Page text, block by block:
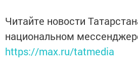
Читайте новости
национальном
https://max.ru/tatmedia